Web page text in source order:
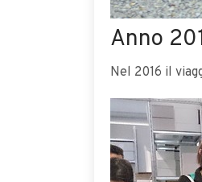
Anno
Nel 2016 il